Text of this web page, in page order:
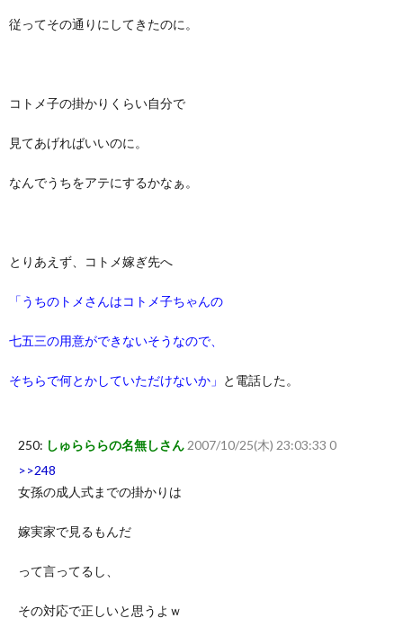
従ってその通りにしてきたのに。
コトメ子の掛かりくらい自分で
見てあげればいいのに。
なんでうちをアテにするかなぁ。
とりあえず、コトメ嫁ぎ先へ
「うちのトメさんはコトメ子ちゃんの
七五三の用意ができないそうなので、
そちらで何とかしていただけないか」 と電話した。
250: しゅらららの名無しさん 2007/10/25(木) 23:03:33 0
>>248
女孫の成人式までの掛かりは
嫁実家で見るもんだ
って言ってるし、
その対応で正しいと思うよｗ